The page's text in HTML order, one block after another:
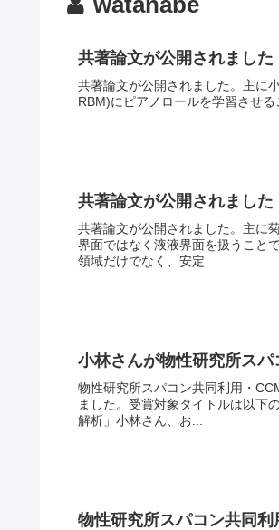
共著論文が公開されました
共著論文が公開されました。主に
RBM)にピアノロールを学習させ
共著論文が公開されました
共著論文が公開されました。主に
界面ではなく液液界面を扱うこと
領域だけでなく、安定...
小林さんが物性研究所ス
物性研究所スパコン共同利用・
ました。受賞対象タイトルは以
解析」小林さん、お...
物性研究所スパコン共同